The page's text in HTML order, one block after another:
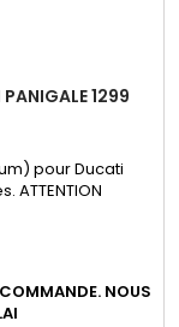
1299
pour Ducati
ATTENTION
PAS INCLUS.
NOUS